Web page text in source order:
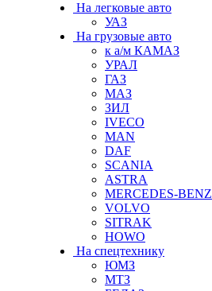
На легковые авто
УАЗ
На грузовые авто
к а/м КАМАЗ
УРАЛ
ГАЗ
МАЗ
ЗИЛ
IVECO
MAN
DAF
SCANIA
ASTRA
MERCEDES-BENZ
VOLVO
SITRAK
HOWO
На спецтехнику
ЮМЗ
МТЗ